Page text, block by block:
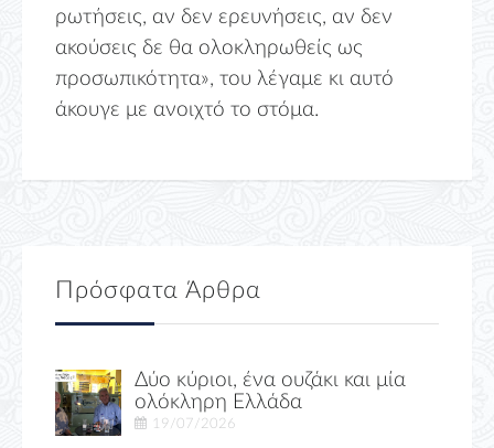
ρωτήσεις, αν δεν ερευνήσεις, αν δεν
ακούσεις δε θα ολοκληρωθείς ως
προσωπικότητα», του λέγαμε κι αυτό
άκουγε με ανοιχτό το στόμα.
Πρόσφατα Άρθρα
Δύο κύριοι, ένα ουζάκι και μία
ολόκληρη Ελλάδα
19/07/2026